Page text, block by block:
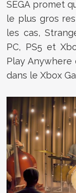
SEGA promet
le plus gros
les cas,
PC, PS5 et
Play
dans le Xbox